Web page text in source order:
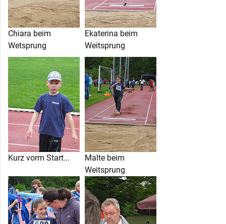
Chiara beim
Wetsprung
Ekaterina beim
Weitsprung
Kurz vorm Start...
Malte beim
Weitsprung